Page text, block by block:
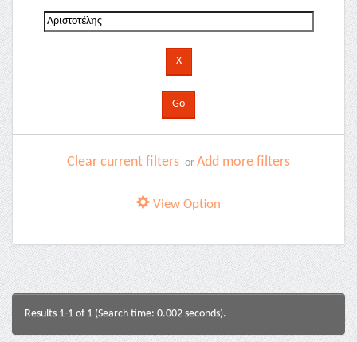
Clear current filters or Add more filters
View Option
Results 1-1 of 1 (Search time: 0.002 seconds).